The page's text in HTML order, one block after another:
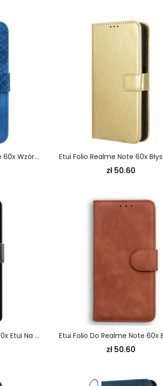
Etui Folio Do Realme Note 60x Wzór 7
zł 50.60
Obudowa Realme Note 60x Etui Na Telefon Lustro I Uchwyt Na Karty
zł 50.60